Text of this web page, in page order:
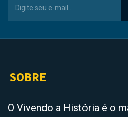
SOBRE
O Vivendo a História é o